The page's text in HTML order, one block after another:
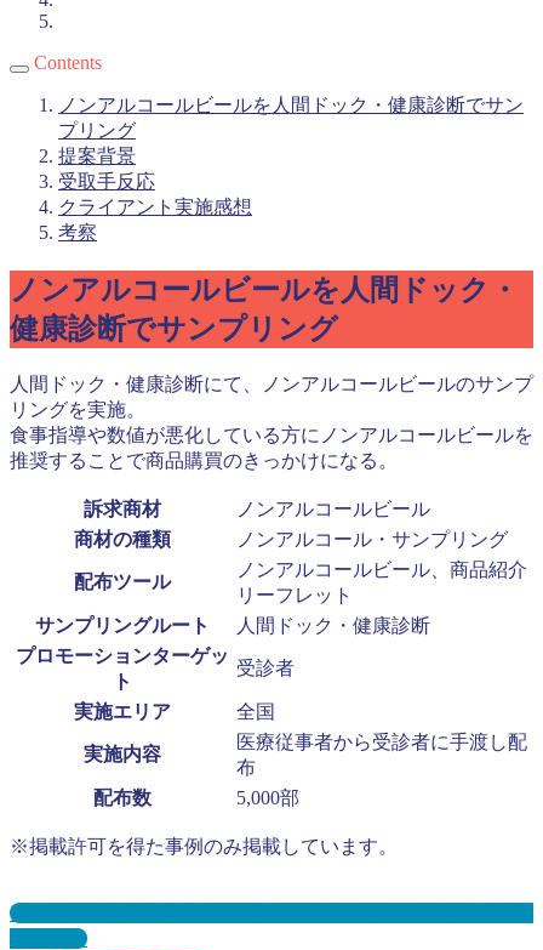
Contents
ノンアルコールビールを人間ドック・健康診断でサン
プリング
提案背景
受取手反応
クライアント実施感想
考察
ノンアルコールビールを人間ドック・
健康診断でサンプリング
人間ドック・健康診断にて、ノンアルコールビールのサンプ
リングを実施。
食事指導や数値が悪化している方にノンアルコールビールを
推奨することで商品購買のきっかけになる。
訴求商材
ノンアルコールビール
商材の種類
ノンアルコール・サンプリング
配布ツール
ノンアルコールビール、商品紹介
リーフレット
サンプリングルート
人間ドック・健康診断
プロモーションターゲッ
ト
受診者
実施エリア 全国
実施内容
医療従事者から受診者に手渡し配
布
配布数
5,000部
※掲載許可を得た事例のみ掲載しています。
人間ドック・健康診断サンプリングとは？メリット３選と事
例を紹介